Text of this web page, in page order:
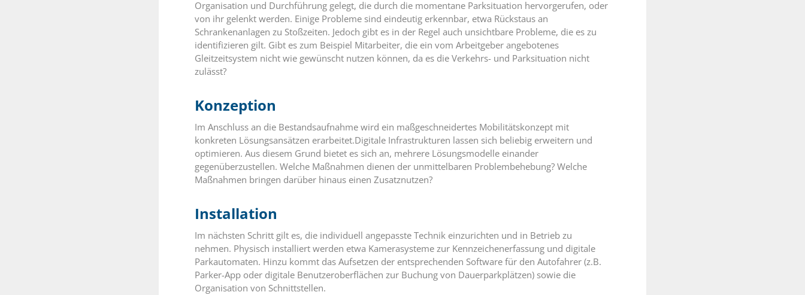
Organisation und Durchführung gelegt, die durch die momentane Parksituation hervorgerufen, oder
von ihr gelenkt werden. Einige Probleme sind eindeutig erkennbar, etwa Rückstaus an
Schrankenanlagen zu Stoßzeiten. Jedoch gibt es in der Regel auch unsichtbare Probleme, die es zu
identifizieren gilt. Gibt es zum Beispiel Mitarbeiter, die ein vom Arbeitgeber angebotenes
Gleitzeitsystem nicht wie gewünscht nutzen können, da es die Verkehrs- und Parksituation nicht
zulässt?
Konzeption
Im Anschluss an die Bestandsaufnahme wird ein maßgeschneidertes Mobilitätskonzept mit
konkreten Lösungsansätzen erarbeitet.Digitale Infrastrukturen lassen sich beliebig erweitern und
optimieren. Aus diesem Grund bietet es sich an, mehrere Lösungsmodelle einander
gegenüberzustellen. Welche Maßnahmen dienen der unmittelbaren Problembehebung? Welche
Maßnahmen bringen darüber hinaus einen Zusatznutzen?
Installation
Im nächsten Schritt gilt es, die individuell angepasste Technik einzurichten und in Betrieb zu
nehmen. Physisch installiert werden etwa Kamerasysteme zur Kennzeichenerfassung und digitale
Parkautomaten. Hinzu kommt das Aufsetzen der entsprechenden Software für den Autofahrer (z.B.
Parker-App oder digitale Benutzeroberflächen zur Buchung von Dauerparkplätzen) sowie die
Organisation von Schnittstellen.